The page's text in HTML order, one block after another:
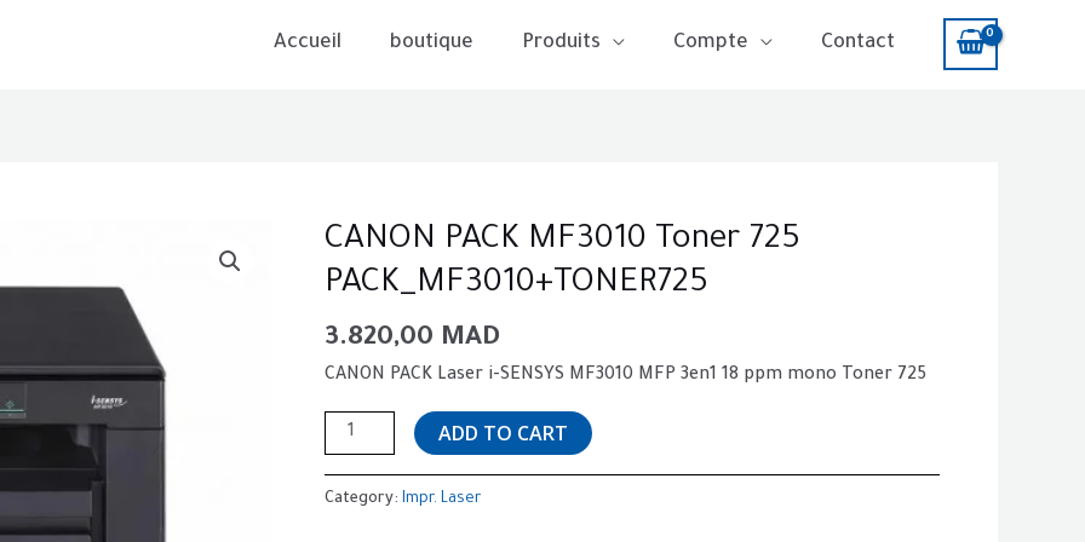
Accueil boutique Produits Compte Contact
CANON PACK MF3010 Toner 725
PACK_MF3010+TONER725
3.820,00 MAD
CANON PACK Laser i-SENSYS MF3010 MFP 3en1 18 ppm mono Toner 725
CANON
PACK
MF3010
Toner
PACK_MF3010+TONER725
quantity
ADD TO CART
Category:Impr. Laser